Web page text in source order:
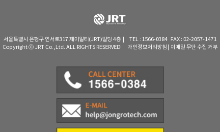
서울특별시 은평구 연서로317 제이알티(JRT)빌딩 4층 | TEL : 1566-0384 FAX : 02-2057-1471
Copyright ⓒ JRT Co.,Ltd. ALL RIGHTS RESERVED 개인정보처리방침 이메일 무단 수집 거부